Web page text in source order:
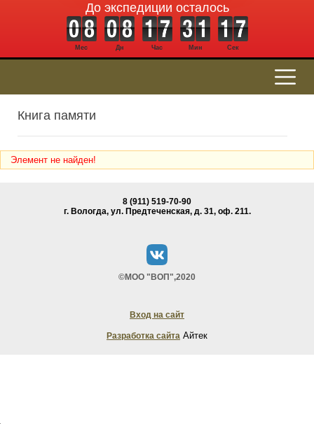
До экспедиции осталось
Мес Дн Час Мин Сек
Книга памяти
Элемент не найден!
8 (911) 519-70-90
г. Вологда, ул. Предтеченская, д. 31, oф. 211.
©МОО "ВОП",2020
Вход на сайт
Разработка сайта Айтек